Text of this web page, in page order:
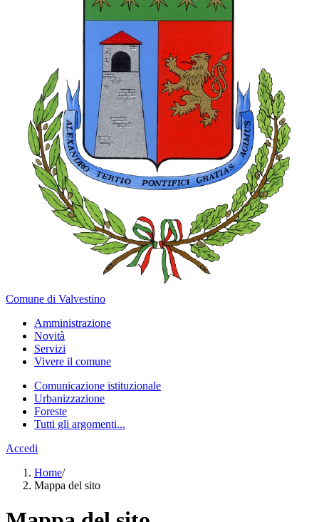
Comune di Valvestino
Amministrazione
Novità
Servizi
Vivere il comune
Comunicazione istituzionale
Urbanizzazione
Foreste
Tutti gli argomenti...
Accedi
Home/
Mappa del sito